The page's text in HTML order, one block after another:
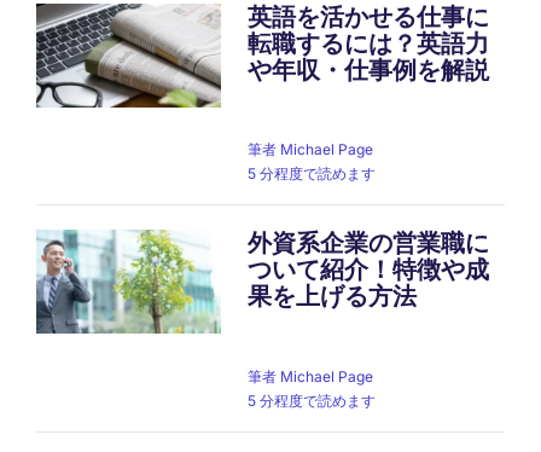
英語を活かせる仕事に
転職するには？英語力
や年収・仕事例を解説
筆者 Michael Page
5 分程度で読めます
外資系企業の営業職に
ついて紹介！特徴や成
果を上げる方法
筆者 Michael Page
5 分程度で読めます